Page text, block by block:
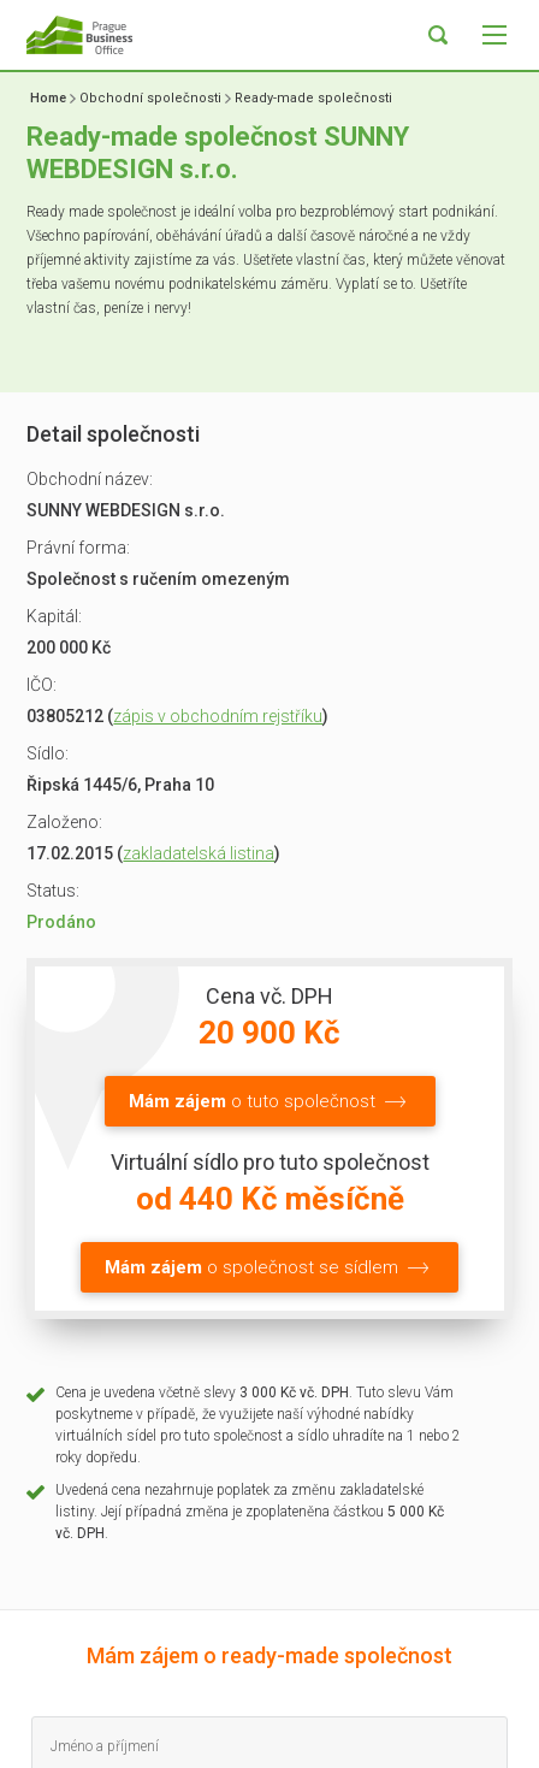
Home Obchodní společnosti Ready-made společnosti
Ready-made společnost SUNNY
WEBDESIGN s.r.o.
Ready made společnost je ideální volba pro bezproblémový start podnikání.
Všechno papírování, oběhávání úřadů a další časově náročné a ne vždy
příjemné aktivity zajistíme za vás. Ušetřete vlastní čas, který můžete věnovat
třeba vašemu novému podnikatelskému záměru. Vyplatí se to. Ušetříte
vlastní čas, peníze i nervy!
Detail společnosti
Obchodní název:
SUNNY WEBDESIGN s.r.o.
Právní forma:
Společnost s ručením omezeným
Kapitál:
200 000 Kč
IČO:
03805212 (zápis v obchodním rejstříku)
Sídlo:
Řipská 1445/6, Praha 10
Založeno:
17.02.2015 (zakladatelská listina)
Status:
Prodáno
Cena vč. DPH
20 900 Kč
Mám zájemo tuto společnost
Virtuální sídlo pro tuto společnost
od 440 Kč měsíčně
Mám zájem o společnost se sídlem
Cena je uvedena včetně slevy 3 000 Kč vč. DPH . Tuto slevu Vám
poskytneme v případě, že využijete naší výhodné nabídky
virtuálních sídel pro tuto společnost a sídlo uhradíte na 1 nebo 2
roky dopředu.
Uvedená cena nezahrnuje poplatek za změnu zakladatelské
listiny. Její případná změna je zpoplateněna částkou5 000 Kč
vč. DPH .
Mám zájem o ready-made společnost